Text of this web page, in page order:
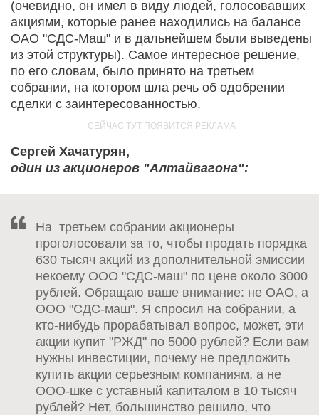
(очевидно, он имел в виду людей, голосовавших
акциями, которые ранее находились на балансе
ОАО "СДС-Маш" и в дальнейшем были выведены
из этой структуры). Самое интересное решение,
по его словам, было принято на третьем
собрании, на котором шла речь об одобрении
сделки с заинтересованностью.
Сергей Хачатурян,
один из акционеров "Алтайвагона":
На третьем собрании акционеры
проголосовали за то, чтобы продать порядка
630 тысяч акций из дополнительной эмиссии
некоему ООО "СДС-маш" по цене около 3000
рублей. Обращаю ваше внимание: не ОАО, а
ООО "СДС-маш". Я спросил на собрании, а
кто-нибудь прорабатывал вопрос, может, эти
акции купит "РЖД" по 5000 рублей? Если вам
нужны инвестиции, почему не предложить
купить акции серьезным компаниям, а не
ООО-шке с уставный капиталом в 10 тысяч
рублей? Нет, большинство решило, что